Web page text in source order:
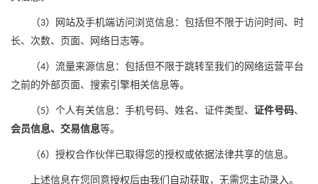
（3）网站及手机端访问浏览信息：包括但不限于访问时间、时
长、次数、页面、网络日志等。
（4）流量来源信息：包括但不限于跳转至我们的网络运营平台
之前的外部页面、搜索引擎相关信息等。
（5）个人有关信息：手机号码、姓名、证件类型、 证件号码、
会员信息、交易信息等。
（6）授权合作伙伴已取得您的授权或依据法律共享的信息。
上述信息在您同意授权后由我们自动获取，无需您主动录入。